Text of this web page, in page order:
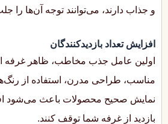
و جذاب دارند، می‌توانند توجه آن‌ها را
افزایش تعداد بازدیدکنندگان
اولین عامل جذب مخاطب، ظاهر غرفه
مناسب، طراحی مدرن، استفاده از
نمایش صحیح محصولات باعث می‌شود
بازدید از غرفه شما توقف کنند.